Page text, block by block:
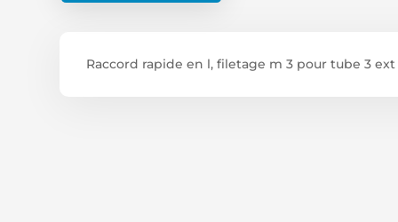
Raccord rapide en l, filetage m 3 pour tube 3